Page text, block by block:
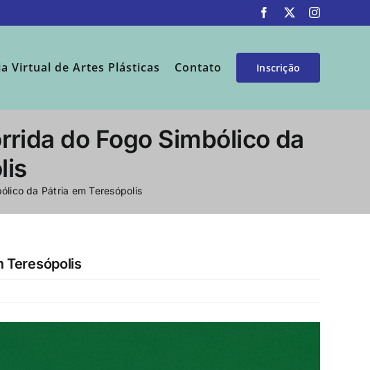
Facebook
X Instagram
Virtual de Artes Plásticas Contato Inscrição
do Fogo Simbólico da
da Pátria em Teresópolis
Teresópolis